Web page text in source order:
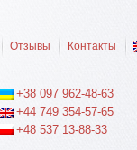
Отзывы Контакты
+38 097 962-48-63
+44 749 354-57-65
+48 537 13-88-33